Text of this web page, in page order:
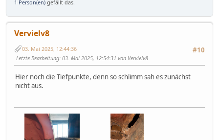
1 Person(en) gefällt das.
Vervielv8
#10
03. Mai 2025, 12:44:36
Letzte Bearbeitung: 03. Mai 2025, 12:54:31 von Vervielv8
Hier noch die Tiefpunkte, denn so schlimm sah es zunächst
nicht aus.